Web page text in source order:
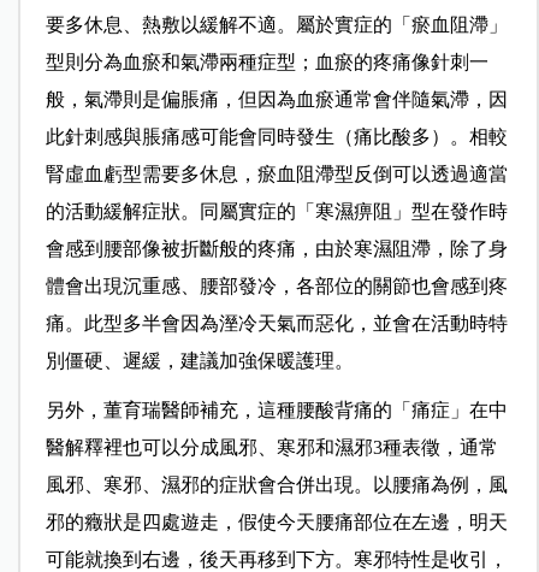
要多休息、熱敷以緩解不適。屬於實症的「瘀血阻滯」
型則分為血瘀和氣滯兩種症型；血瘀的疼痛像針刺一
般，氣滯則是偏脹痛，但因為血瘀通常會伴隨氣滯，因
此針刺感與脹痛感可能會同時發生（痛比酸多）。相較
腎虛血虧型需要多休息，瘀血阻滯型反倒可以透過適當
的活動緩解症狀。同屬實症的「寒濕痹阻」型在發作時
會感到腰部像被折斷般的疼痛，由於寒濕阻滯，除了身
體會出現沉重感、腰部發冷，各部位的關節也會感到疼
痛。此型多半會因為溼冷天氣而惡化，並會在活動時特
別僵硬、遲緩，建議加強保暖護理。
另外，董育瑞醫師補充，這種腰酸背痛的「痛症」在中
醫解釋裡也可以分成風邪、寒邪和濕邪3種表徵，通常
風邪、寒邪、濕邪的症狀會合併出現。以腰痛為例，風
邪的癥狀是四處遊走，假使今天腰痛部位在左邊，明天
可能就換到右邊，後天再移到下方。寒邪特性是收引，